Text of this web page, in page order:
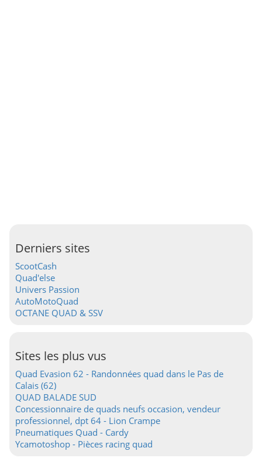
Derniers sites
ScootCash
Quad'else
Univers Passion
AutoMotoQuad
OCTANE QUAD & SSV
Sites les plus vus
Quad Evasion 62 - Randonnées quad dans le Pas de
Calais (62)
QUAD BALADE SUD
Concessionnaire de quads neufs occasion, vendeur
professionnel, dpt 64 - Lion Crampe
Pneumatiques Quad - Cardy
Ycamotoshop - Pièces racing quad